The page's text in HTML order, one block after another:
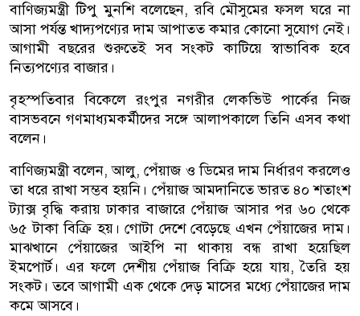
বাণিজ্যমন্ত্রী টিপু মুনশি বলেছেন, রবি মৌসুমের ফসল ঘরে না
আসা পর্যন্ত খাদ্যপণ্যের দাম আপাতত কমার কোনো সুযোগ নেই।
আগামী বছরের শুরুতেই সব সংকট কাটিয়ে স্বাভাবিক হবে
নিত্যপণ্যের বাজার।
বৃহস্পতিবার বিকেলে রংপুর নগরীর লেকভিউ পার্কের নিজ
বাসভবনে গণমাধ্যমকর্মীদের সঙ্গে আলাপকালে তিনি এসব কথা
বলেন।
বাণিজ্যমন্ত্রী বলেন, আলু, পেঁয়াজ ও ডিমের দাম নির্ধারণ করলেও
তা ধরে রাখা সম্ভব হয়নি। পেঁয়াজ আমদানিতে ভারত ৪০ শতাংশ
ট্যাক্স বৃদ্ধি করায় ঢাকার বাজারে পেঁয়াজ আসার পর ৬০ থেকে
৬৫ টাকা বিক্রি হয়। গোটা দেশে বেড়েছে এখন পেঁয়াজের দাম।
মাঝখানে পেঁয়াজের আইপি না থাকায় বন্ধ রাখা হয়েছিল
ইমপোর্ট। এর ফলে দেশীয় পেঁয়াজ বিক্রি হয়ে যায়, তৈরি হয়
সংকট। তবে আগামী এক থেকে দেড় মাসের মধ্যে পেঁয়াজের দাম
কমে আসবে।